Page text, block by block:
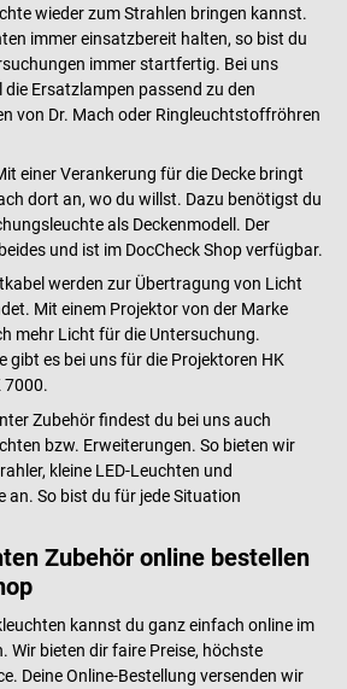
wieder zum Strahlen bringen kannst.
immer einsatzbereit halten, so bist du
immer startfertig. Bei uns
Ersatzlampen passend zu den
von Dr. Mach oder Ringleuchtstoffröhren
einer Verankerung für die Decke bringt
dort an, wo du willst. Dazu benötigst du
als Deckenmodell. Der
und ist im DocCheck Shop verfügbar.
werden zur Übertragung von Licht
Mit einem Projektor von der Marke
mehr Licht für die Untersuchung.
gibt es bei uns für die Projektoren HK
7000.
Zubehör findest du bei uns auch
bzw. Erweiterungen. So bieten wir
kleine LED-Leuchten und
an. So bist du für jede Situation
Zubehör online bestellen
kannst du ganz einfach online im
Wir bieten dir faire Preise, höchste
Deine Online-Bestellung versenden wir